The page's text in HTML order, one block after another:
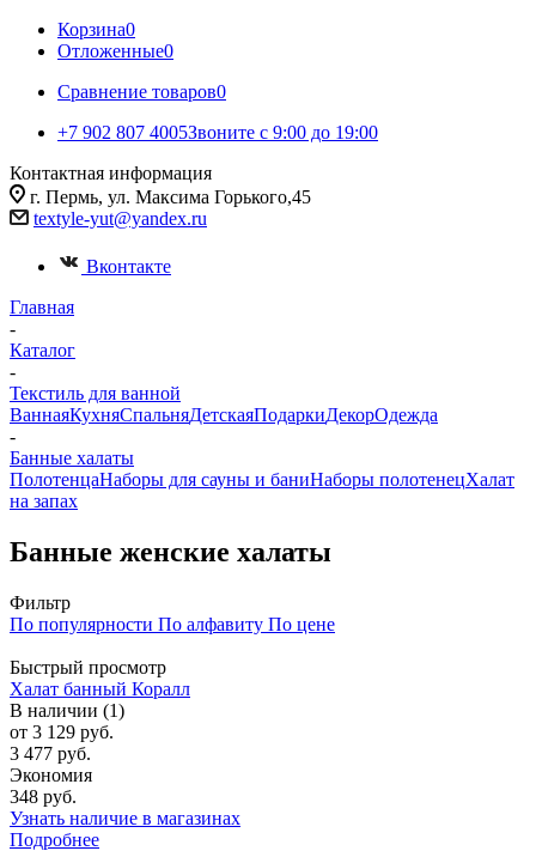
Корзина0
Отложенные0
Сравнение товаров0
+7 902 807 4005Звоните с 9:00 до 19:00
Контактная информация
г. Пермь, ул. Максима Горького,45
textyle-yut@yandex.ru
Вконтакте
Главная
-
Каталог
-
Текстиль для ванной
ВаннаяКухняСпальняДетскаяПодаркиДекорОдежда
-
Банные халаты
ПолотенцаНаборы для сауны и баниНаборы полотенецХалат
на запах
Банные женские халаты
Фильтр
По популярности По алфавиту По цене
Быстрый просмотр
Халат банный Коралл
В наличии (1)
от 3 129 руб.
3 477 руб.
Экономия
348 руб.
Узнать наличие в магазинах
Подробнее